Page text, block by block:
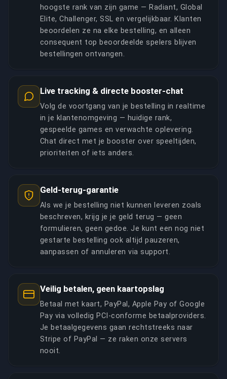
hoogste rank van zijn game — Radiant, Global
Elite, Challenger, SSL en vergelijkbaar. Klanten
beoordelen ze na elke bestelling, en alleen
consequent top beoordeelde spelers blijven
bestellingen ontvangen.
Live tracking & directe booster-chat
Volg de voortgang van je bestelling in realtime
in je klantenomgeving — huidige rank,
gespeelde games en verwachte oplevering.
Chat direct met je booster over speeltijden,
prioriteiten of iets anders.
Geld-terug-garantie
Als we je bestelling niet kunnen leveren zoals
beschreven, krijg je je geld terug — geen
formulieren, geen gedoe. Je kunt een nog niet
gestarte bestelling ook altijd pauzeren,
aanpassen of annuleren via support.
Veilig betalen, geen kaartopslag
Betaal met kaart, PayPal, Apple Pay of Google
Pay via volledig PCI-conforme betaalproviders.
Je betaalgegevens gaan rechtstreeks naar
Stripe of PayPal — ze raken onze servers
nooit.